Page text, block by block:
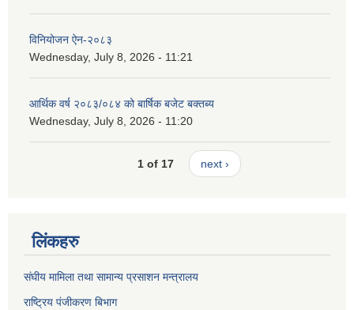
विनियोजन ऐन-२०८३
Wednesday, July 8, 2026 - 11:21
आर्थिक वर्ष २०८३/०८४ को बार्षिक बजेट बक्तब्य
Wednesday, July 8, 2026 - 11:20
1 of 17 next ›
लिंकहरु
संघीय मामिला तथा सामान्य प्रसाशन मन्त्रालय
राष्ट्रिय पंजीकरण बिभाग